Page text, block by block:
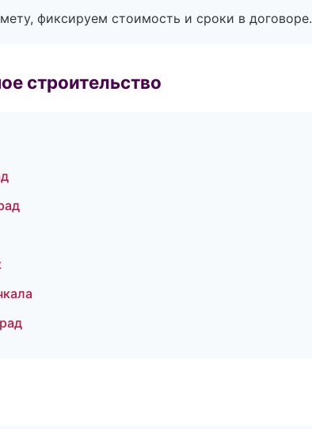
фиксируем стоимость и сроки в договоре.
строительство